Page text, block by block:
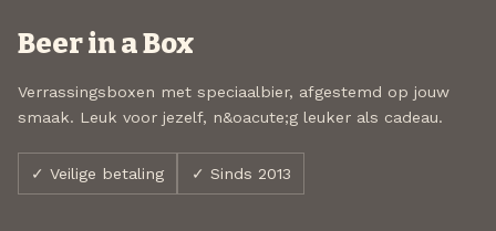
Beer in a Box
Verrassingsboxen met speciaalbier, afgestemd op jouw
smaak. Leuk voor jezelf, n&oacute;g leuker als cadeau.
✓ Veilige betaling ✓ Sinds 2013